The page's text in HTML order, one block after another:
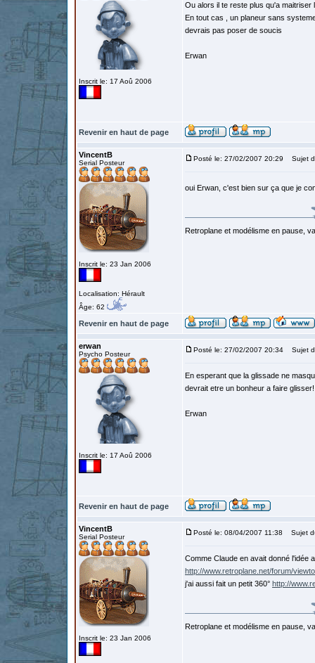
Inscrit le: 17 Aoû 2006
Ou alors il te reste plus qu'a maitriser
En tout cas , un planeur sans
devrais pas poser de soucis
Erwan
Revenir en haut de page
VincentB
Serial Posteur
Inscrit le: 23 Jan 2006
Localisation: Hérault
Âge: 62
Posté le: 27/02/2007 20:29 Sujet
oui Erwan, c'est bien sur ça que je
Retroplane et modélisme en pause,
Revenir en haut de page
erwan
Psycho Posteur
Inscrit le: 17 Aoû 2006
Posté le: 27/02/2007 20:34 Sujet
En esperant que la glissade ne
devrait etre un bonheur a faire glisser!
Erwan
Revenir en haut de page
VincentB
Serial Posteur
Inscrit le: 23 Jan 2006
Posté le: 08/04/2007 11:38 Sujet
Comme Claude en avait donné l'idée
http://www.retroplane.net/forum/
j'ai aussi fait un petit 360° http://
Retroplane et modélisme en pause,